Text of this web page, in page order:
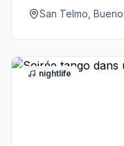
San Telmo,
nightlife